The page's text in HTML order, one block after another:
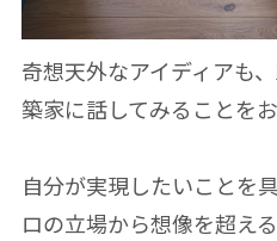
奇想天外なアイディアも
築家に話してみることを
自分が実現したいことを
ロの立場から想像を超え